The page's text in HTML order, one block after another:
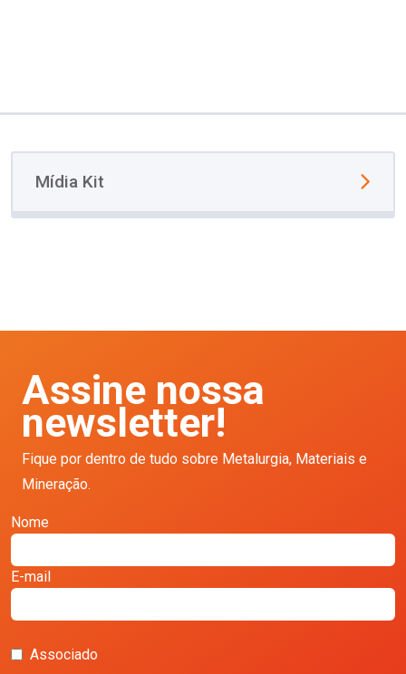
Mídia Kit
Assine nossa
newsletter!
Fique por dentro de tudo sobre Metalurgia, Materiais e
Mineração.
Nome
E-mail
Associado